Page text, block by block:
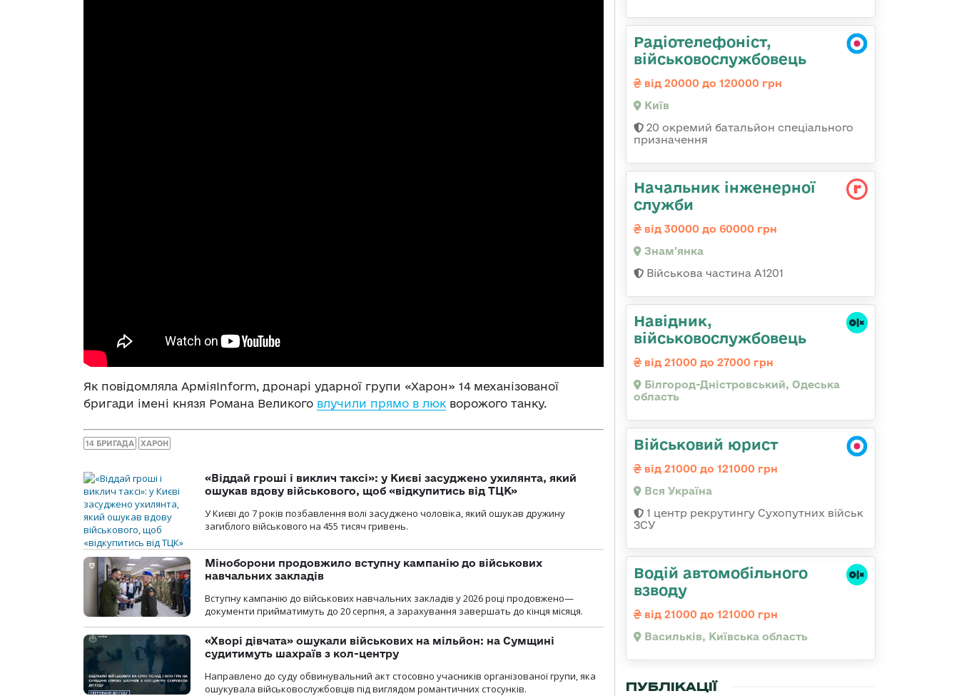
Як повідомляла АрміяInform, дронарі ударної групи «Харон» 14 механізованої
бригади імені князя Романа Великого влучили прямо в люк ворожого танку.
14 БРИГАДА ХАРОН
«Віддай гроші і виклич таксі»: у Києві засуджено ухилянта, який
ошукав вдову військового, щоб «відкупитись від ТЦК»
У Києві до 7 років позбавлення волі засуджено чоловіка, який ошукав дружину
загиблого військового на 455 тисяч гривень.
Міноборони продовжило вступну кампанію до військових
навчальних закладів
Вступну кампанію до військових навчальних закладів у 2026 році продовжено—
документи прийматимуть до 20 серпня, а зарахування завершать до кінця місяця.
«Хворі дівчата» ошукали військових на мільйон: на Сумщині
судитимуть шахраїв з кол-центру
Направлено до суду обвинувальний акт стосовно учасників організованої групи, яка
ошукувала військовослужбовців під виглядом романтичних стосунків.
Радіотелефоніст,
військовослужбовець
від 20000 до 120000 грн
Київ
20 окремий батальйон спеціального
призначення
Начальник інженерної
служби
від 30000 до 60000 грн
Знам'янка
Військова частина А1201
Навідник,
військовослужбовець
від 21000 до 27000 грн
Білгород-Дністровський, Одеська
область
Військовий юрист
від 21000 до 121000 грн
Вся Україна
1 центр рекрутингу Сухопутних військ
ЗСУ
Водій автомобільного
взводу
від 21000 до 121000 грн
Васильків, Київська область
ПУБЛІКАЦІЇ